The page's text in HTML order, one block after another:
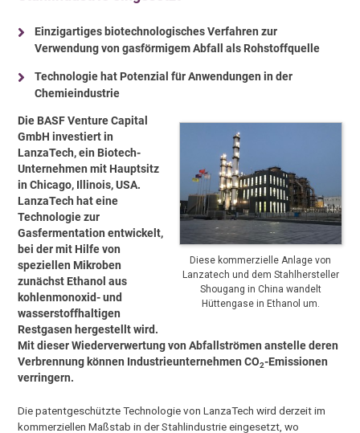
Einzigartiges biotechnologisches Verfahren zur
Verwendung von gasförmigem Abfall als Rohstoffquelle
Technologie hat Potenzial für Anwendungen in der
Chemieindustrie
Diese kommerzielle Anlage von
Lanzatech und dem Stahlhersteller
Shougang in China wandelt
Hüttengase in Ethanol um.
Die BASF Venture Capital
GmbH investiert in
LanzaTech, ein Biotech-
Unternehmen mit Hauptsitz
in Chicago, Illinois, USA.
LanzaTech hat eine
Technologie zur
Gasfermentation entwickelt,
bei der mit Hilfe von
speziellen Mikroben
zunächst Ethanol aus
kohlenmonoxid- und
wasserstoffhaltigen
Restgasen hergestellt wird.
Mit dieser Wiederverwertung von Abfallströmen anstelle deren
Verbrennung können Industrieunternehmen CO2-Emissionen
verringern.
Die patentgeschützte Technologie von LanzaTech wird derzeit im
kommerziellen Maßstab in der Stahlindustrie eingesetzt, wo